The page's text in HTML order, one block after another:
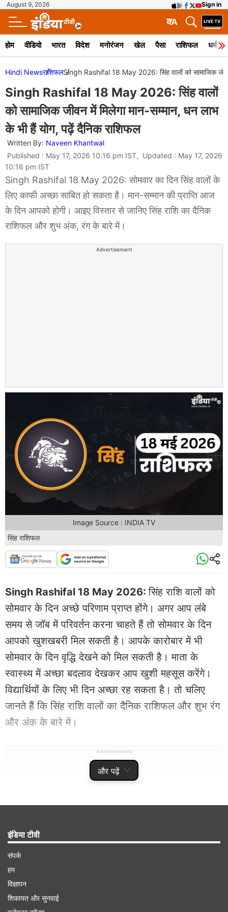
August 9, 2026 Sign in
A
क
होम वीडियो भारत विदेश मनोरंजन खेल पैसा राशिफल धर्म
और पढ़ें
Hindi NewsराशिफलSingh Rashifal 18 May 2026: सिंह वालों को सामाजिक
Singh Rashifal 18 May 2026: सिंह वालों
को सामाजिक जीवन में मिलेगा मान-सम्मान, धन लाभ
के भी हैं योग, पढ़ें दैनिक राशिफल
Written By: Naveen Khantwal
Published : May 17, 2026 10:16 pm IST, Updated : May 17, 2026
10:16 pm IST
Singh Rashifal 18 May 2026: सोमवार का दिन सिंह वालों के
लिए काफी अच्छा साबित हो सकता है। मान-सम्मान की प्राप्ति आज
के दिन आपको होगी। आइए विस्तार से जानिए सिंह राशि का दैनिक
राशिफल और शुभ अंक, रंग के बारे में।
Advertisement
सिंह राशिफल
Image Source : INDIA TV
Singh Rashifal 18 May 2026:सिंह राशि वालों को
सोमवार के दिन अच्छे परिणाम प्राप्त होंगे। अगर आप लंबे
समय से जॉब में परिवर्तन करना चाहते हैं तो सोमवार के दिन
आपको खुशखबरी मिल सकती है। आपके कारोबार में भी
सोमवार के दिन वृद्धि देखने को मिल सकती है। माता के
स्वास्थ्य में अच्छा बदलाव देखकर आप खुशी महसूस करेंगे।
विद्यार्थियों के लिए भी दिन अच्छा रह सकता है। तो चलिए
जानते हैं कि सिंह राशि वालों का दैनिक राशिफल और शुभ रंग
और अंक के बारे में।
Advertisement
सिंह राशि 18 मई 2026
इंडिया टीवी
संपर्क
हम
विज्ञापन
शिकायत और सुनवाई